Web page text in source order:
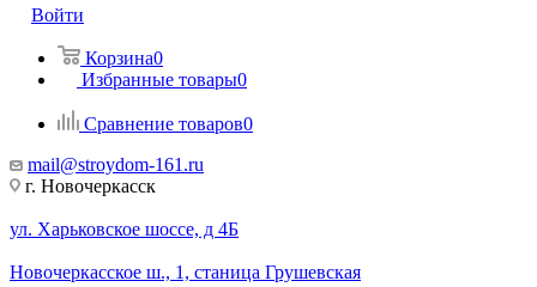
Войти
Корзина0
Избранные товары0
Сравнение товаров0
mail@stroydom-161.ru
г. Новочеркасск
ул. Харьковское шоссе, д 4Б
Новочеркасское ш., 1, станица Грушевская